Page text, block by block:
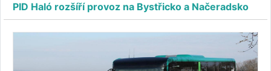
PID Haló rozšíří provoz na Bystřicko a Načeradsko